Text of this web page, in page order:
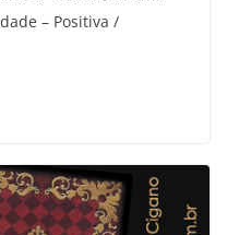
– Positiva /